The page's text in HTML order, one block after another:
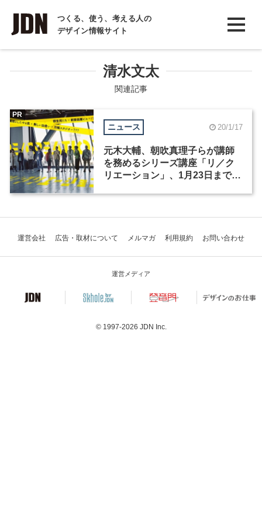
つくる、使う、考える人の
デザイン情報サイト
INTERVIEW
インタビュー
COLUMN
コラム
清水文太
関連記事
ニュース 20/1/17
元木大輔、朝吹真理子らが講師
を務めるシリーズ講座「リ／ク
リエーション」、1月23日まで受
PR
運営会社 広告・取材について メルマガ 利用規約 お問い合わせ
運営メディア
© 1997-2026 JDN Inc.